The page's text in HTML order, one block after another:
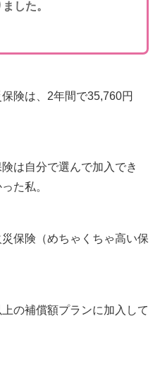
した。
険は、2年間で35,760円
は自分で選んで加入でき
た私。
保険（めちゃくちゃ高い保
の補償額プランに加入して